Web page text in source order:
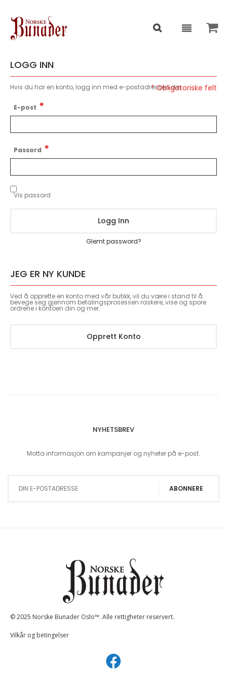
LOGG INN
Hvis du har en konto, logg inn med e-postadressen din.
E-post
Passord
Vis passord
Logg Inn
Glemt password?
JEG ER NY KUNDE
Ved å opprette en konto med vår butikk, vil du være i stand til å
bevege seg gjennom betalingsprosessen raskere, vise og spore
ordrene i kontoen din og mer.
Opprett Konto
NYHETSBREV
Motta informasjon om kampanjer og nyheter på e-post.
ABONNERE
© 2025 Norske Bunader Oslo™. Alle rettigheter reservert.
Vilkår og betingelser